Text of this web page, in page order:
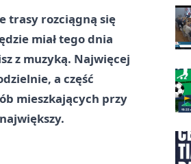
trasy rozciągną się
miał tego dnia
z muzyką. Najwięcej
a część
mieszkających przy